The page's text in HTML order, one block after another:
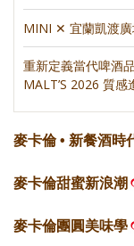
MINI ✕ 宜蘭凱渡廣
重新定義當代啤酒
MALT’S 2026 質感
麥卡倫 • 新餐酒時
麥卡倫甜蜜新浪潮
麥卡倫團圓美味學